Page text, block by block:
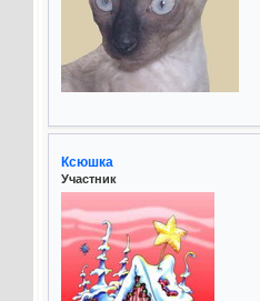
Ксюшка
Участник